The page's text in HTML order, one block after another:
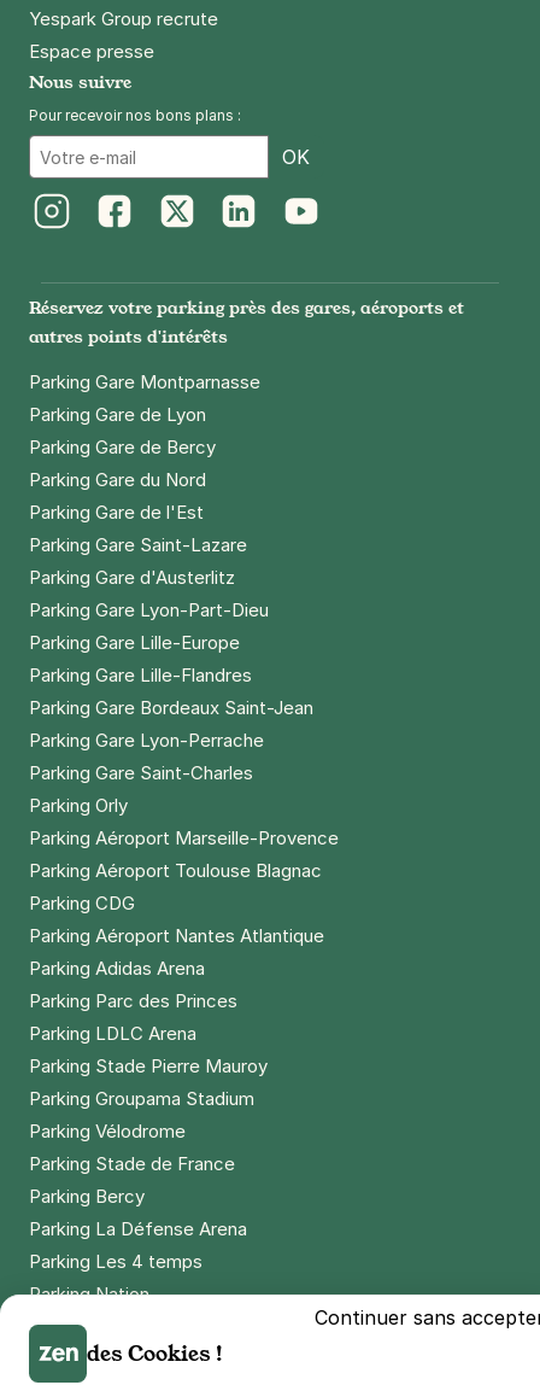
Yespark Group recrute
Espace presse
Nous suivre
Pour recevoir nos bons plans :
OK
Réservez votre parking près des gares, aéroports et
autres points d'intérêts
Parking Gare Montparnasse
Parking Gare de Lyon
Parking Gare de Bercy
Parking Gare du Nord
Parking Gare de l'Est
Parking Gare Saint-Lazare
Parking Gare d'Austerlitz
Parking Gare Lyon-Part-Dieu
Parking Gare Lille-Europe
Parking Gare Lille-Flandres
Parking Gare Bordeaux Saint-Jean
Parking Gare Lyon-Perrache
Parking Gare Saint-Charles
Parking Orly
Parking Aéroport Marseille-Provence
Parking Aéroport Toulouse Blagnac
Parking CDG
Parking Aéroport Nantes Atlantique
Parking Adidas Arena
Parking Parc des Princes
Parking LDLC Arena
Parking Stade Pierre Mauroy
Parking Groupama Stadium
Parking Vélodrome
Parking Stade de France
Parking Bercy
Parking La Défense Arena
Parking Les 4 temps
Parking Nation
Parking Porte de Versailles
Parking Lille Grand Palais
Continuer sans
des Cookies !